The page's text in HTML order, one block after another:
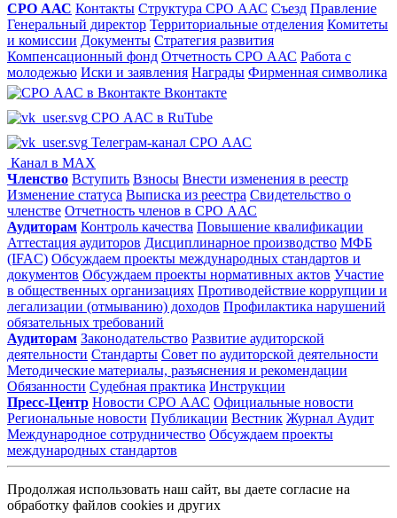
СРО ААС Контакты Структура СРО ААС Съезд Правление
Генеральный директор Территориальные отделения Комитеты
и комиссии Документы Стратегия развития
Компенсационный фонд Отчетность СРО ААС Работа с
молодежью Иски и заявления Награды Фирменная символика
Вконтакте
СРО ААС в RuTube
Телеграм-канал СРО ААС
Канал в MAX
Членство Вступить Взносы Внести изменения в реестр
Изменение статуса Выписка из реестра Свидетельство о
членстве Отчетность членов в СРО ААС
Аудиторам Контроль качества Повышение квалификации
Аттестация аудиторов Дисциплинарное производство МФБ
(IFAC) Обсуждаем проекты международных стандартов и
документов Обсуждаем проекты нормативных актов Участие
в общественных организациях Противодействие коррупции и
легализации (отмыванию) доходов Профилактика нарушений
обязательных требований
Аудиторам Законодательство Развитие аудиторской
деятельности Стандарты Совет по аудиторской деятельности
Методические материалы, разъяснения и рекомендации
Обязанности Судебная практика Инструкции
Пресс-Центр Новости СРО ААС Официальные новости
Региональные новости Публикации Вестник Журнал Аудит
Международное сотрудничество Обсуждаем проекты
международных стандартов
Продолжая использовать наш сайт, вы даете согласие на
обработку файлов cookies и других